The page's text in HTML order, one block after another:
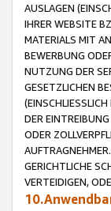
AUSLAGEN
IHRER WEBSITE
MATERIALS MIT
BEWERBUNG
NUTZUNG DER
GESETZLICHEN
DER
ODER
GERICHTLICHE
VERTEIDIGEN,